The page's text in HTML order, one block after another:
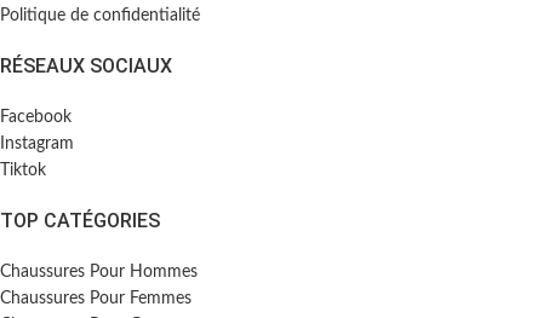
Politique de confidentialité
RÉSEAUX SOCIAUX
Facebook
Instagram
Tiktok
TOP CATÉGORIES
Chaussures Pour Hommes
Chaussures Pour Femmes